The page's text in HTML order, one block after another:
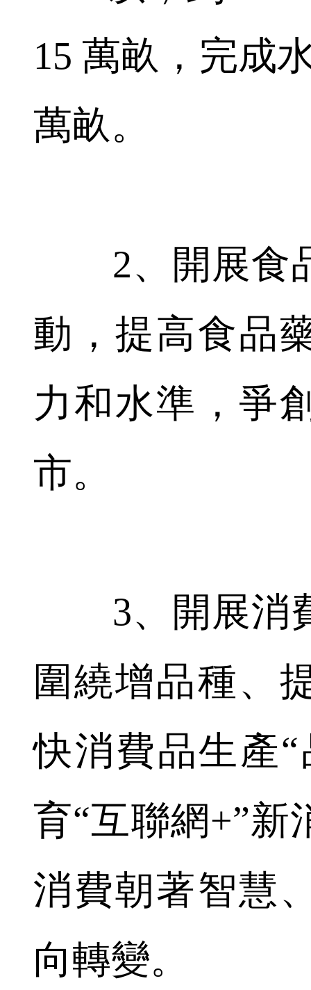
15 萬畝，完成
萬畝。
2、開展食
動，提高食品
力和水準，爭
市。
3、開展消
圍繞增品種、
快消費品生產
育“互聯網+”新
消費朝著智慧
向轉變。